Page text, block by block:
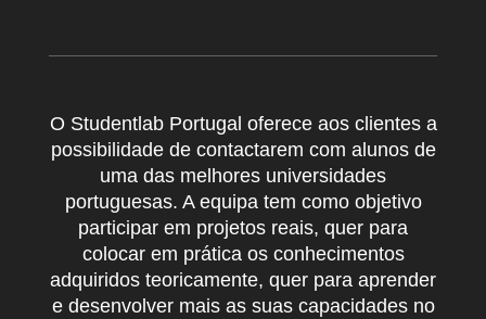
O Studentlab Portugal oferece aos clientes a
possibilidade de contactarem com alunos de
uma das melhores universidades
portuguesas. A equipa tem como objetivo
participar em projetos reais, quer para
colocar em prática os conhecimentos
adquiridos teoricamente, quer para aprender
e desenvolver mais as suas capacidades no